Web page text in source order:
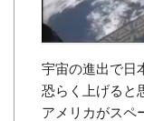
宇宙の進出で
恐らく上げると
アメリカがス